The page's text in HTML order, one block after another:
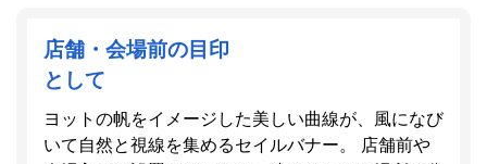
店舗・会場前の目印
として
ヨットの帆をイメージした美しい曲線が、風になび
いて自然と視線を集めるセイルバナー。 店舗前や